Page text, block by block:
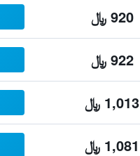
920 ﷼
922 ﷼
1,013 ﷼
1,081 ﷼